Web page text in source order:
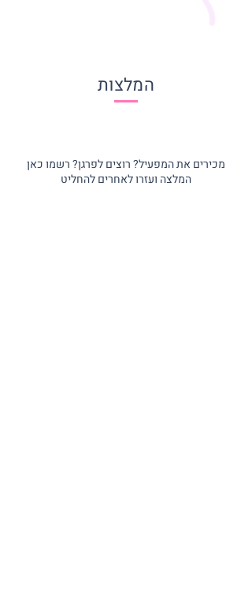
המלצות
מכירים את המפעיל? רוצים לפרגן? רשמו כאן
המלצה ועזרו לאחרים להחליט